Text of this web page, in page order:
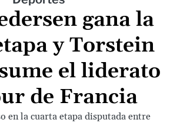
gana la
y Torstein
el liderato
de Francia
en la cuarta etapa disputada entre